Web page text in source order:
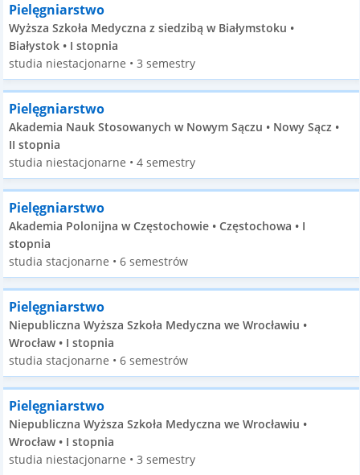
Pielęgniarstwo
Wyższa Szkoła Medyczna z siedzibą w Białymstoku •
Białystok • I stopnia
studia niestacjonarne • 3 semestry
Pielęgniarstwo
Akademia Nauk Stosowanych w Nowym Sączu • Nowy Sącz •
II stopnia
studia niestacjonarne • 4 semestry
Pielęgniarstwo
Akademia Polonijna w Częstochowie • Częstochowa • I
stopnia
studia stacjonarne • 6 semestrów
Pielęgniarstwo
Niepubliczna Wyższa Szkoła Medyczna we Wrocławiu •
Wrocław • I stopnia
studia stacjonarne • 6 semestrów
Pielęgniarstwo
Niepubliczna Wyższa Szkoła Medyczna we Wrocławiu •
Wrocław • I stopnia
studia niestacjonarne • 3 semestry